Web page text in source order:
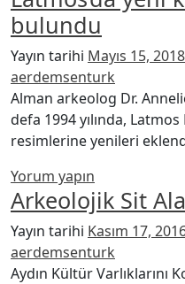
bulundu
Yayın tarihi Mayıs 15, 2018
aerdemsenturk
Alman arkeolog Dr.
defa 1994 yılında,
resimlerine yenileri
Yorum yapın
Arkeolojik Sit
Yayın tarihi Kasım 17,
aerdemsenturk
Aydın Kültür Varlıklarını